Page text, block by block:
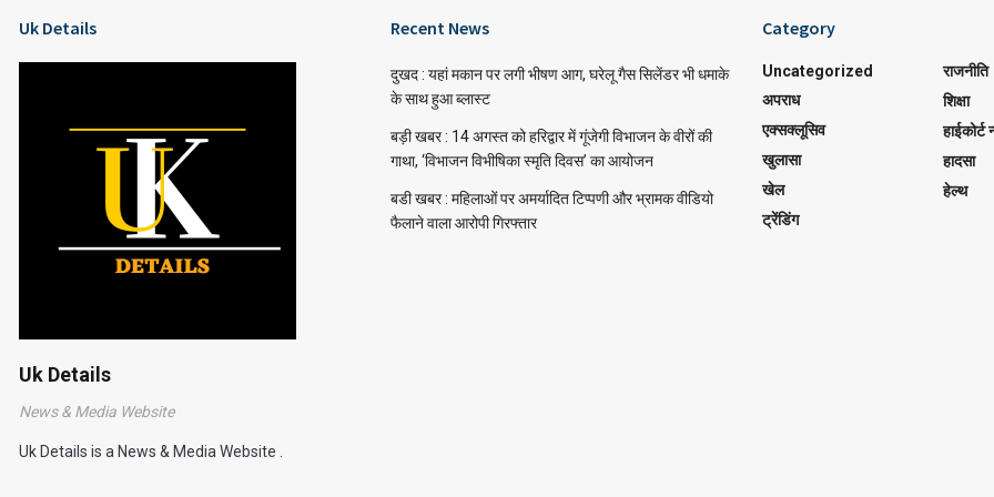
Uk Details
Uk Details
News & Media Website
Uk Details is a News & Media Website .
Recent News
दुखद : यहां मकान पर लगी भीषण आग, घरेलू गैस सिलेंडर भी धमाके
के साथ हुआ ब्लास्ट
बड़ी खबर : 14 अगस्त को हरिद्वार में गूंजेगी विभाजन के वीरों की
गाथा, ‘विभाजन विभीषिका स्मृति दिवस’ का आयोजन
बडी खबर : महिलाओं पर अमर्यादित टिप्पणी और भ्रामक वीडियो
फैलाने वाला आरोपी गिरफ्तार
Category
Uncategorized
अपराध
एक्सक्लूसिव
खुलासा
खेल
ट्रेंडिंग
राजनीति
शिक्षा
हाईकोर्ट
हादसा
हेल्थ